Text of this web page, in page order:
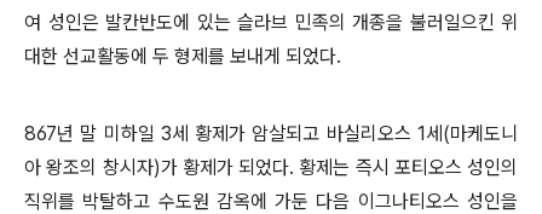
여 성인은 발칸반도에 있는 슬라브 민족의 개종을 불러일으킨 위
대한 선교활동에 두 형제를 보내게 되었다.
867년 말 미하일 3세 황제가 암살되고 바실리오스 1세(마케도니
아 왕조의 창시자)가 황제가 되었다. 황제는 즉시 포티오스 성인의
직위를 박탈하고 수도원 감옥에 가둔 다음 이그나티오스 성인을